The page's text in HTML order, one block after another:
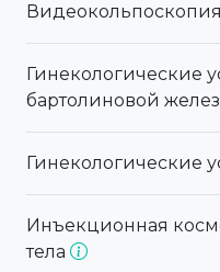
Видеокольпоскопия
Гинекологические
бартолиновой
Гинекологические
Инъекционная
тела